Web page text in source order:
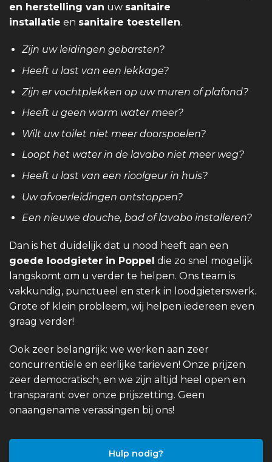
en herstelling van uw sanitaire
installatie en sanitaire toestellen.
Zijn uw leidingen gebarsten?
Heeft u last van een lekkage?
Zijn er vochtplekken op uw muren of plafond?
Heeft u geen warm water meer?
Wilt uw toilet niet meer doorspoelen?
Loopt het water in de lavabo niet meer weg?
Heeft u last van een rioolgeur in huis?
Uw afvoerleidingen ontstoppen?
Een nieuwe douche, bad of lavabo installeren?
Dan is het duidelijk dat u nood heeft aan een
goede loodgieter in Poppel die zo snel mogelijk
langskomt om u verder te helpen. Ons team is
vakkundig, punctueel en sterk in loodgieterswerk.
Grote of klein probleem, wij helpen iedereen even
graag verder!
Ook zeer belangrijk: we werken aan zeer
concurrentiële en eerlijke tarieven! Onze prijzen
zeer democratisch, en we zijn altijd heel open en
transparant over onze prijszetting. Geen
onaangename verassingen bij ons!
Hulp nodig?